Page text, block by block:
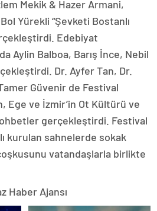
Mekik & Hazer Armani,
Yürekli “Şevketi Bostanlı
Edebiyat
Aylin Balboa, Barış İnce, Nebil
Dr. Ayfer Tan, Dr.
Güvenir de Festival
Ege ve İzmir’in Ot Kültürü ve
gerçekleştirdi. Festival
kurulan sahnelerde sokak
vatandaşlarla birlikte
Haber Ajansı